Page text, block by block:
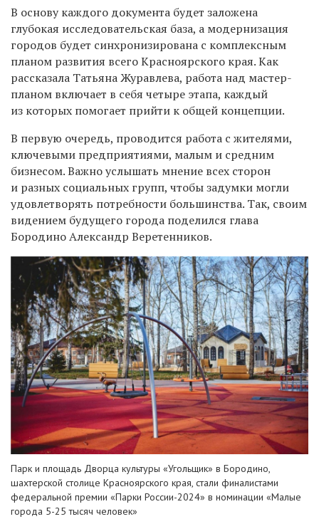
В основу каждого документа будет заложена
глубокая исследовательская база, а модернизация
городов будет синхронизирована с комплексным
планом развития всего Красноярского края. Как
рассказала Татьяна Журавлева, работа над мастер-
планом включает в себя четыре этапа, каждый
из которых помогает прийти к общей концепции.
В первую очередь, проводится работа с жителями,
ключевыми предприятиями, малым и средним
бизнесом. Важно услышать мнение всех сторон
и разных социальных групп, чтобы задумки могли
удовлетворять потребности большинства. Так, своим
видением будущего города поделился глава
Бородино Александр Веретенников.
Парк и площадь Дворца культуры «Угольщик» в Бородино,
шахтерской столице Красноярского края, стали финалистами
федеральной премии «Парки России-2024» в номинации «Малые
города 5-25 тысяч человек»